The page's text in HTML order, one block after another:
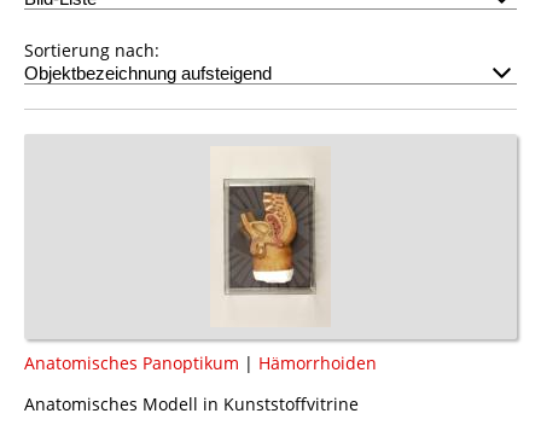
Sortierung nach:
Anatomisches Panoptikum | Hämorrhoiden
Anatomisches Modell in Kunststoffvitrine